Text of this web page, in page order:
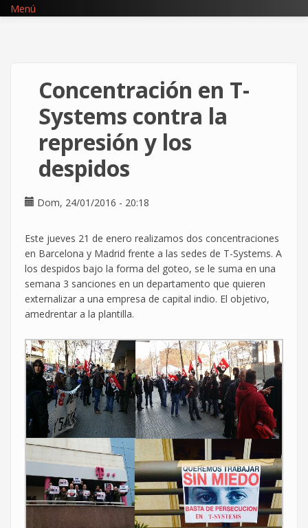
Pasar
Menú
Concentración en T-
Systems contra la
represión y los
despidos
Dom, 24/01/2016 - 20:18
Este jueves 21 de enero realizamos dos concentraciones
en Barcelona y Madrid frente a las sedes de T-Systems. A
los despidos bajo la forma del goteo, se le suma en una
semana 3 sanciones en un departamento que quieren
externalizar a una empresa de capital indio. El objetivo,
amedrentar a la plantilla.